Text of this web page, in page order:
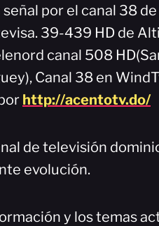
por el canal 38
39-439 HD de
canal 508
Canal 38 en
http://acentotv.do/
de televisión
evolución.
y los temas